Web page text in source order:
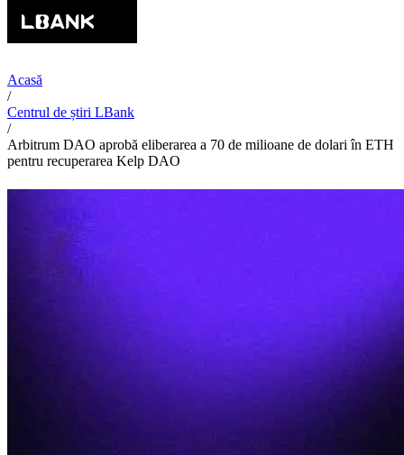
Acasă
/
Centrul de știri LBank
/
Arbitrum DAO aprobă eliberarea a 70 de milioane de dolari în ETH
pentru recuperarea Kelp DAO